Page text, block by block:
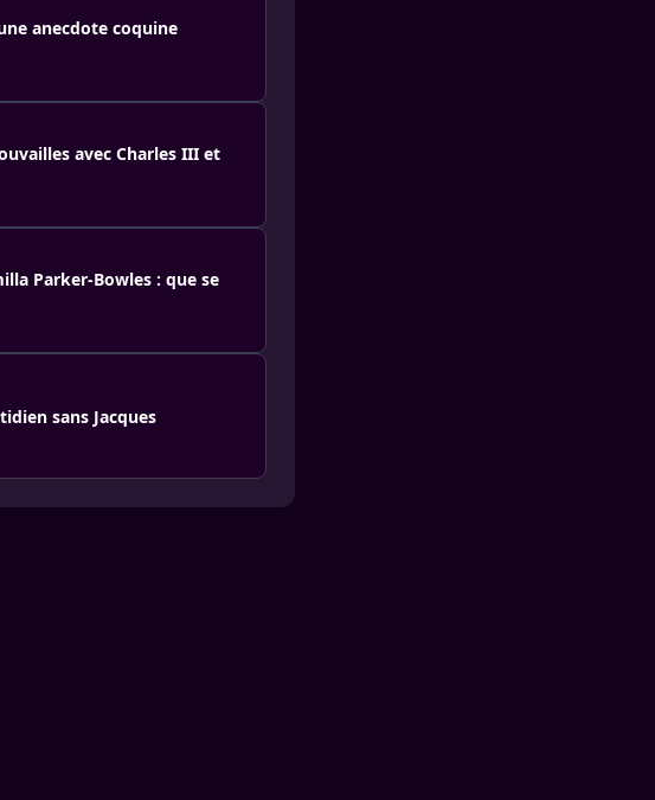
anecdote coquine
avec Charles III et
Parker-Bowles : que se
sans Jacques